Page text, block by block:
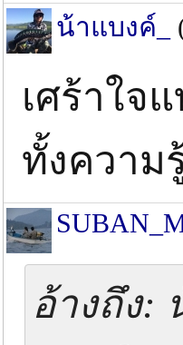
น้าแบงค์_
เศร้าใจ
ทั้งความ
อ้างถึง: